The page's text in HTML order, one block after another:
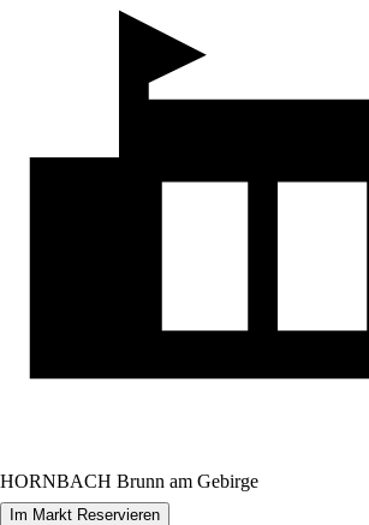
HORNBACH Brunn am Gebirge
Im Markt Reservieren